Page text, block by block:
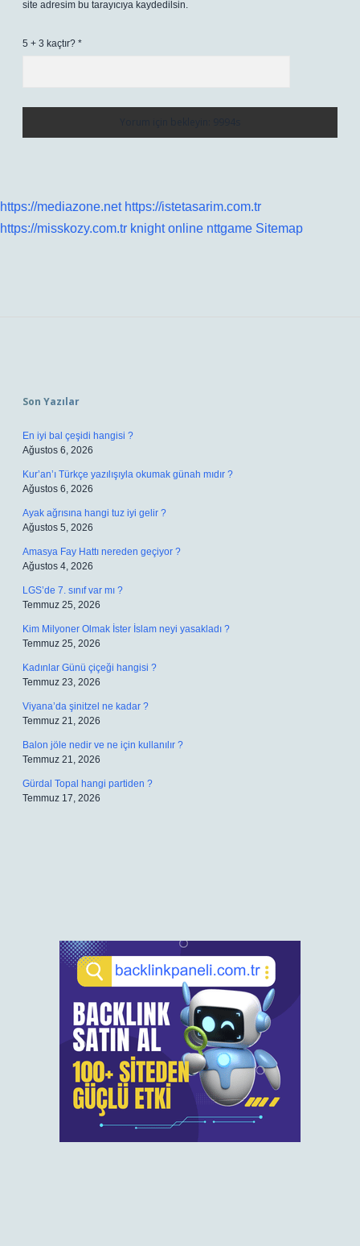
site adresim bu tarayıcıya kaydedilsin.
5 + 3 kaçtır? *
https://mediazone.net https://istetasarim.com.tr
https://misskozy.com.tr knight online nttgame Sitemap
Son Yazılar
En iyi bal çeşidi hangisi ?
Ağustos 6, 2026
Kur’an’ı Türkçe yazılışıyla okumak günah mıdır ?
Ağustos 6, 2026
Ayak ağrısına hangi tuz iyi gelir ?
Ağustos 5, 2026
Amasya Fay Hattı nereden geçiyor ?
Ağustos 4, 2026
LGS’de 7. sınıf var mı ?
Temmuz 25, 2026
Kim Milyoner Olmak İster İslam neyi yasakladı ?
Temmuz 25, 2026
Kadınlar Günü çiçeği hangisi ?
Temmuz 23, 2026
Viyana’da şinitzel ne kadar ?
Temmuz 21, 2026
Balon jöle nedir ve ne için kullanılır ?
Temmuz 21, 2026
Gürdal Topal hangi partiden ?
Temmuz 17, 2026